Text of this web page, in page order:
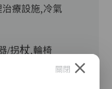
療設施,冷氣
/拐杖,輪椅
關閉